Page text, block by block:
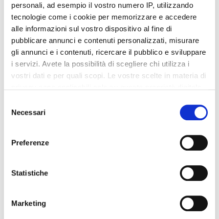
personali, ad esempio il vostro numero IP, utilizzando
tecnologie come i cookie per memorizzare e accedere
alle informazioni sul vostro dispositivo al fine di
pubblicare annunci e contenuti personalizzati, misurare
gli annunci e i contenuti, ricercare il pubblico e sviluppare
i servizi. Avete la possibilità di scegliere chi utilizza i
vostri dati e per quali scopi. Le vostre scelte in materia di
modificare o revocare il proprio consenso in qualsiasi
momento dalla Dichiarazione sui cookie o facendo clic
raccogliere informazioni sulla tua posizione
geografica, con un'approssimazione di qualche
Identificare il tuo dispositivo, scansionandolo
delNecessari
Preferenze
Statistiche
Marketing
Integratori per dimagrire
Amin 21 K al cacao - 21
bustine
32,00 € 55,18 €
carrello
Integratori per dimagrire
Amin 21 K neutro
32,00 € 55,18 €
-42%